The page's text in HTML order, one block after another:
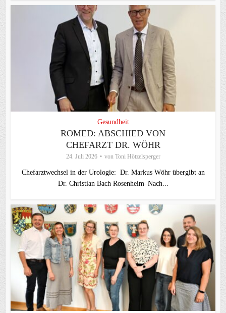
Gesundheit
ROMED: ABSCHIED VON
CHEFARZT DR. WÖHR
24. Juli 2026 von Toni Hötzelsperger
Chefarztwechsel in der Urologie: Dr. Markus Wöhr übergibt an
Dr. Christian Bach Rosenheim–Nach...